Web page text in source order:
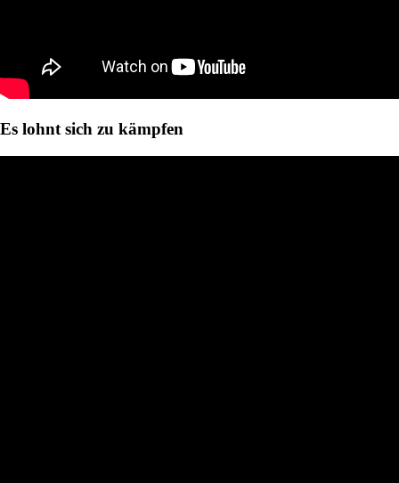
Es lohnt sich zu kämpfen